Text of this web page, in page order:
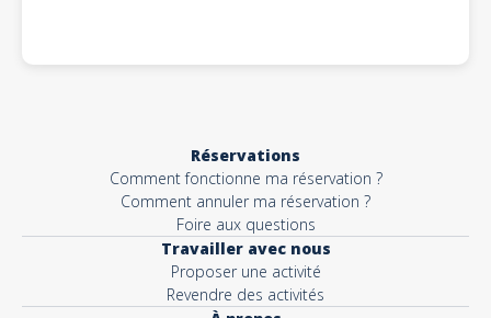
Réservations
Comment fonctionne ma réservation ?
Comment annuler ma réservation ?
Foire aux questions
Travailler avec nous
Proposer une activité
Revendre des activités